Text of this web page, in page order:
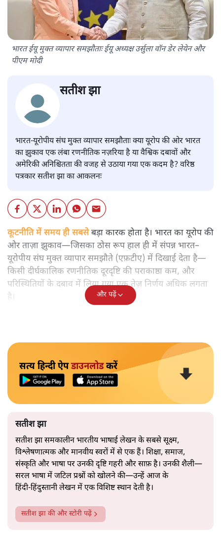
भारत ईयू मुक्त व्यापार समझौताः ईयू अध्यक्ष उर्सुला वॉन डेर लेयेन और
पीएम मोदी
सतीश झा
भारत-यूरोपीय संघ मुक्त व्यापार समझौताः क्या यूरोप की ओर भारत
का झुकाव एक लंबा रणनीतिक नज़रिया है या वैश्विक दबावों और
अमेरिकी अनिश्चितता की वजह से उठाया गया एक कदम है? वरिष्ठ
पत्रकार सतीश झा का आकलनः
कूटनीति में समय ही सबसेबड़ा कारक होता है। भारत का यूरोप की
ओर ताज़ा झुकाव—जिसका ठोस रूप हाल ही में संपन्न भारत–
यूरोपीय संघ मुक्त व्यापार समझौते (एफ़टीए) में दिखाई देता है—
किसी दीर्घकालिक रणनीतिक दूरदृष्टि की पराकाष्ठा कम, और
परिस्थितियों के दबाव में लिया गया एक तेज़ निर्णय अधिक लगता
है।
और पढ़ें
सत्य हिन्दी ऐपडाउनलोडकरें
सतीश झा
सतीश झा समकालीन भारतीय भाषाई लेखन के सबसे सूक्ष्म,
विश्लेषणात्मक और मानवीय स्वरों में से एक हैं। शिक्षा, समाज,
संस्कृति और भाषा पर उनकी दृष्टि गहरी और साफ़ है। उनकी शैली—
सरल भाषा में जटिल प्रश्नों को खोलने की—उन्हें आज के
हिंदी‑हिंदुस्तानी लेखन में एक विशिष्ट स्थान देती है।
सतीश झा की और स्टोरी पढ़ें